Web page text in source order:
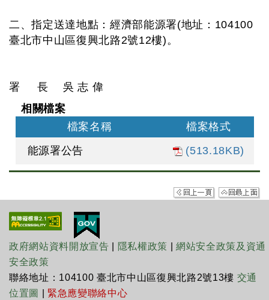
二、指定送達地點：經濟部能源署(地址：104100
臺北市中山區復興北路2號12樓)。
署 長 吳 志 偉
相關檔案
檔案名稱
檔案格式
能源署公告
(513.18KB)
政府網站資料開放宣告 隱私權政策 |網站安全政策及資通
安全政策
聯絡地址：104100 臺北市中山區復興北路2號13樓 交通
位置圖
緊急應變聯絡中心